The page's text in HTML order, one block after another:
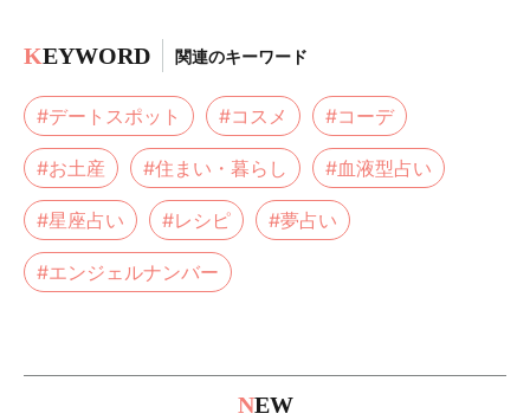
KEYWORD 関連のキーワード
#デートスポット #コスメ #コーデ
#お土産 #住まい・暮らし #血液型占い
#星座占い #レシピ #夢占い
#エンジェルナンバー
NEW